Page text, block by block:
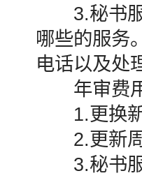
3.秘书服
哪些的服务
电话以及处
年审费
1.更换新
2.更新周
3.秘书服